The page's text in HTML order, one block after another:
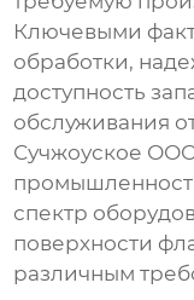
Ключевыми
обработки,
доступность
обслуживания
Сучжоуское
спектр
поверхности
различным